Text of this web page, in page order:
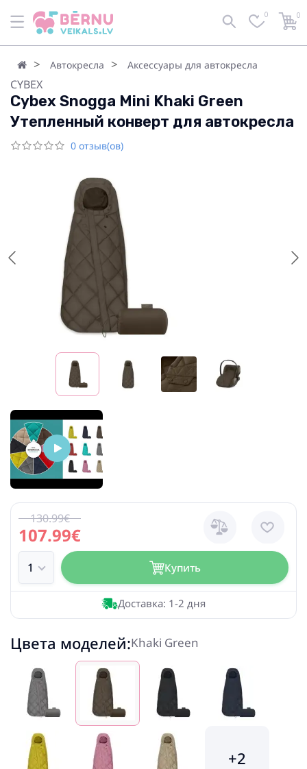
0 0
Автокресла Аксессуары для автокресла
CYBEX
Cybex Snogga Mini Khaki Green
Утепленный конверт для автокресла
0 отзыв(ов)
107.99€
130.99€
Купить
Доставка: 1-2 дня
Цвета моделей:Khaki Green
+2